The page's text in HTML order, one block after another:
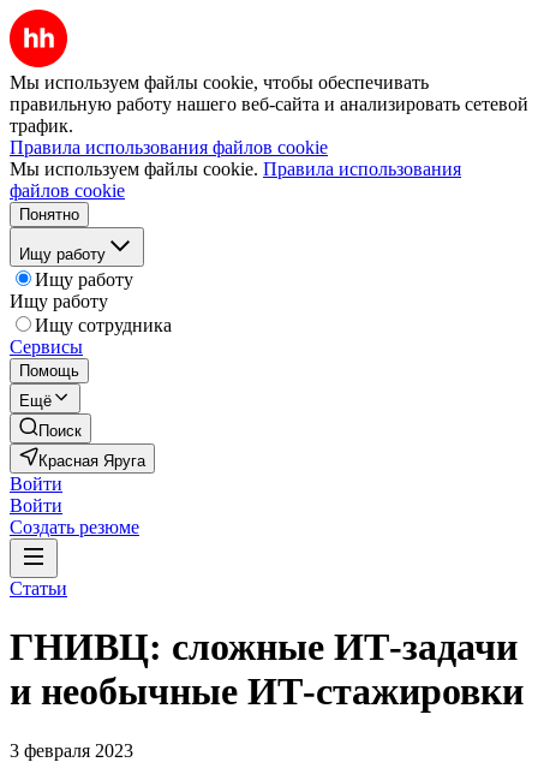
Мы используем файлы cookie, чтобы обеспечивать
правильную работу нашего веб-сайта и анализировать сетевой
трафик.
Правила использования файлов cookie
Мы используем файлы cookie. Правила использования
файлов cookie
Понятно
Ищу работу
Ищу работу
Ищу работу
Ищу сотрудника
Сервисы
Помощь
Ещё
Поиск
Красная Яруга
Войти
Войти
Создать резюме
Статьи
ГНИВЦ: сложные ИТ‑задачи
и необычные ИТ‑стажировки
3 февраля 2023